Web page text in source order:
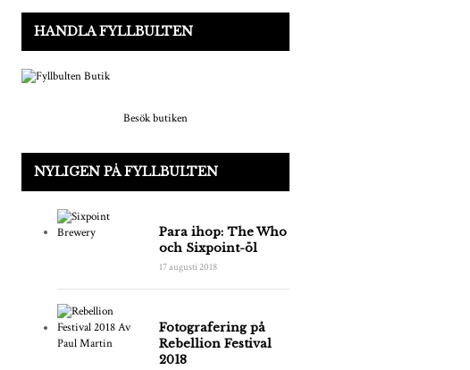
HANDLA FYLLBULTEN
Besök butiken
NYLIGEN PÅ FYLLBULTEN
Para ihop: The Who
och Sixpoint-öl
17 augusti 2018
Fotografering på
Rebellion Festival
2018